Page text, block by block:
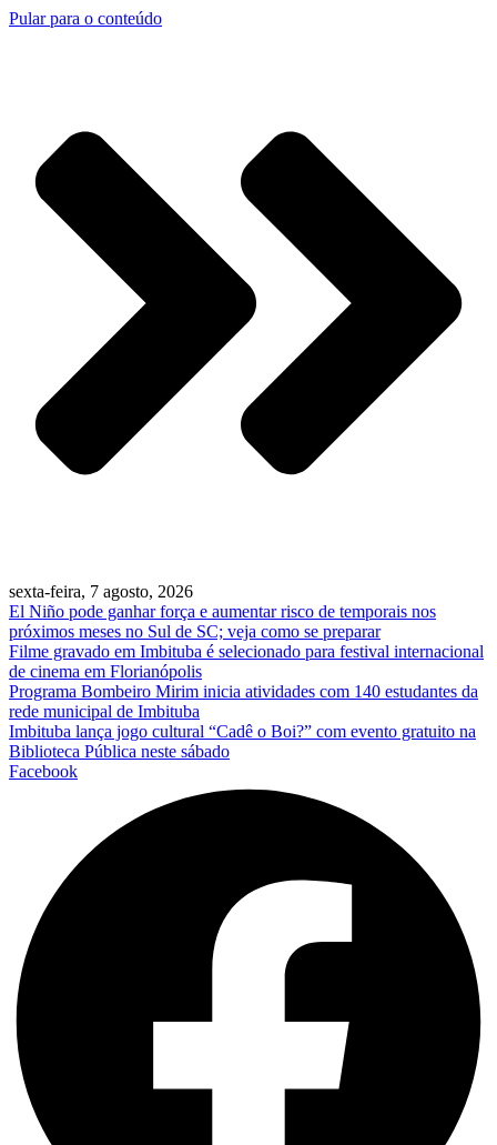
Pular para o conteúdo
sexta-feira, 7 agosto, 2026
El Niño pode ganhar força e aumentar risco de temporais nos
próximos meses no Sul de SC; veja como se preparar
Filme gravado em Imbituba é selecionado para festival internacional
de cinema em Florianópolis
Programa Bombeiro Mirim inicia atividades com 140 estudantes da
rede municipal de Imbituba
Imbituba lança jogo cultural “Cadê o Boi?” com evento gratuito na
Biblioteca Pública neste sábado
Facebook